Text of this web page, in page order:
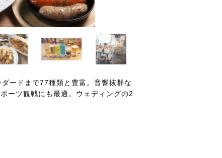
ードまで77種類と豊富。音響抜群な
ーツ観戦にも最適。ウェディングの2